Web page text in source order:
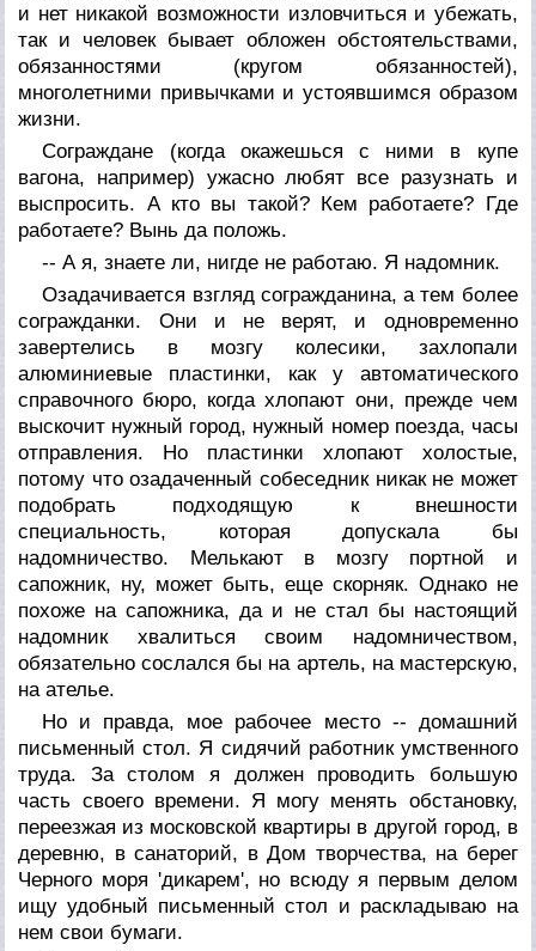
и нет никакой возможности изловчиться и убежать,
так и человек бывает обложен обстоятельствами,
обязанностями (кругом обязанностей),
многолетними привычками и устоявшимся образом
жизни.
Сограждане (когда окажешься с ними в купе
вагона, например) ужасно любят все разузнать и
выспросить. А кто вы такой? Кем работаете? Где
работаете? Вынь да положь.
-- А я, знаете ли, нигде не работаю. Я надомник.
Озадачивается взгляд согражданина, а тем более
согражданки. Они и не верят, и одновременно
завертелись в мозгу колесики, захлопали
алюминиевые пластинки, как у автоматического
справочного бюро, когда хлопают они, прежде чем
выскочит нужный город, нужный номер поезда, часы
отправления. Но пластинки хлопают холостые,
потому что озадаченный собеседник никак не может
подобрать подходящую к внешности
специальность, которая допускала бы
надомничество. Мелькают в мозгу портной и
сапожник, ну, может быть, еще скорняк. Однако не
похоже на сапожника, да и не стал бы настоящий
надомник хвалиться своим надомничеством,
обязательно сослался бы на артель, на мастерскую,
на ателье.
Но и правда, мое рабочее место -- домашний
письменный стол. Я сидячий работник умственного
труда. За столом я должен проводить большую
часть своего времени. Я могу менять обстановку,
переезжая из московской квартиры в другой город, в
деревню, в санаторий, в Дом творчества, на берег
Черного моря 'дикарем', но всюду я первым делом
ищу удобный письменный стол и раскладываю на
нем свои бумаги.